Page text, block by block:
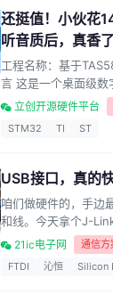
实现，静态晃动小，
倒 运动控
还挺值！小伙花
听音质后，真香
工程名称：基于
言 这是一个桌面级数字音频
140，但音质超HiFi
覆盖面很广，从模
涉及！ 做它，你可
成的功放板有学习价
工程思维，比如总线
功耗，都是可以直接
立创开源硬件平台
STM32 TI ST
USB接口，真的
咱们做硬件的，手边
和线。今天拿个J-
RS232线接老设备，
去抓主板的CAN报
同接口的转换器买了
21ic电子网 通信方
FTDI 沁恒 Silicon